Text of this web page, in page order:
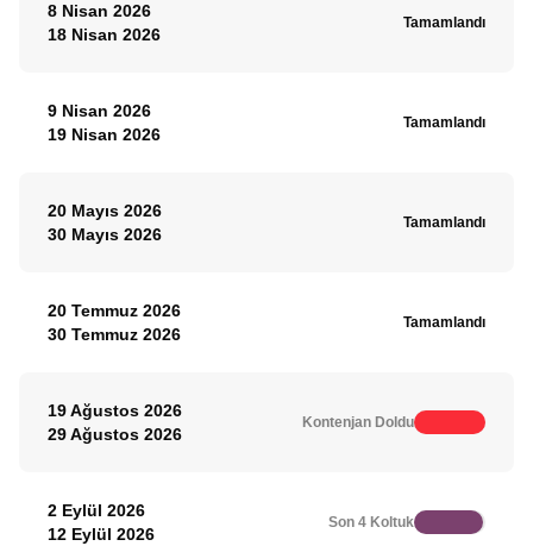
8 Nisan 2026
18 Nisan 2026
Tamamlandı
9 Nisan 2026
19 Nisan 2026
Tamamlandı
20 Mayıs 2026
30 Mayıs 2026
Tamamlandı
20 Temmuz 2026
30 Temmuz 2026
Tamamlandı
19 Ağustos 2026
29 Ağustos 2026
Kontenjan Doldu
2 Eylül 2026
12 Eylül 2026
Son 4 Koltuk